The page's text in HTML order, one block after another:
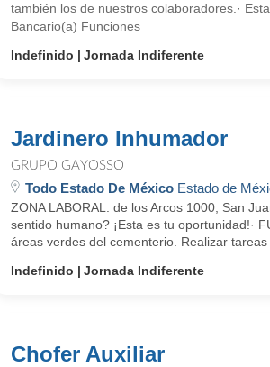
también los de nuestros colaboradores.·
Bancario(a) Funciones
Indefinido
Jornada Indiferente
Jardinero Inhumador
GRUPO GAYOSSO
Todo Estado De MéxicoEstado de
ZONA LABORAL: de los Arcos 1000, San
sentido humano? ¡Esta es tu oportunidad!·
áreas verdes del cementerio. Realizar tareas
Indefinido
Jornada Indiferente
Chofer Auxiliar